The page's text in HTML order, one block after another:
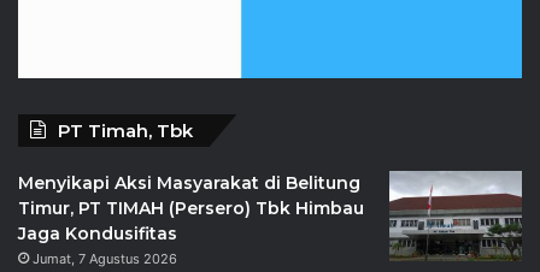
PT Timah, Tbk
Menyikapi Aksi Masyarakat di Belitung
Timur, PT TIMAH (Persero) Tbk Himbau
Jaga Kondusifitas
Jumat, 7 Agustus 2026